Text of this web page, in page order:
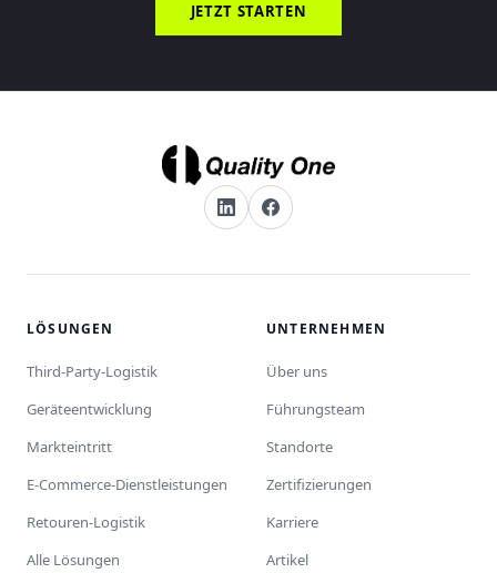
JETZT STARTEN
LÖSUNGEN
Third-Party-Logistik
Geräteentwicklung
Markteintritt
E-Commerce-Dienstleistungen
Retouren-Logistik
Alle Lösungen
UNTERNEHMEN
Über uns
Führungsteam
Standorte
Zertifizierungen
Karriere
Artikel